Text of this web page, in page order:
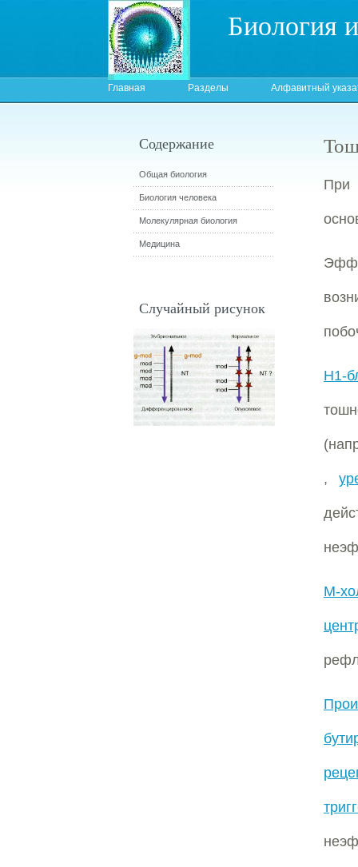
Биология
Главная Разделы Алфавитный
При
H1-
,
M-
Содержание
Общая биология
Биология человека
Молекулярная биология
Медицина
Случайный рисунок